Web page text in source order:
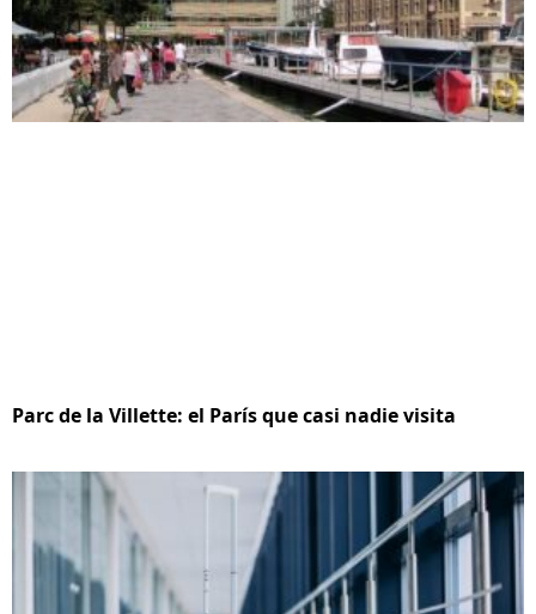
Parc de la Villette: el París que casi nadie visita